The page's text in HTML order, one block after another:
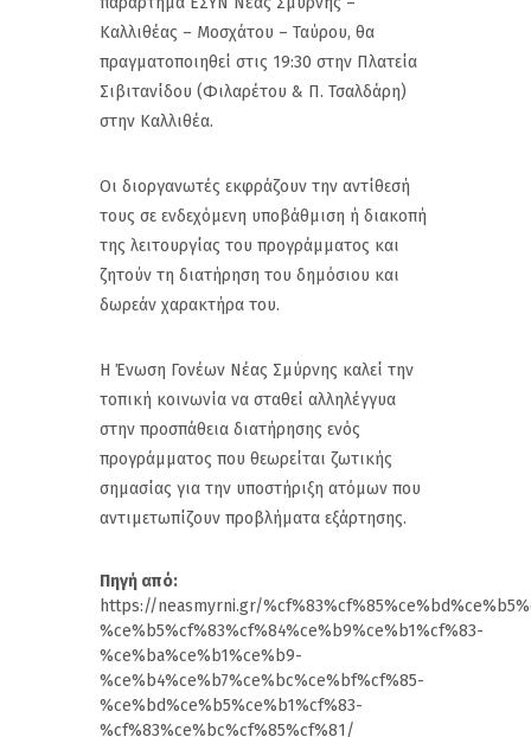
Καλλιθέας – Μοσχάτου – Ταύρου, θα
πραγματοποιηθεί στις 19:30 στην Πλατεία
Σιβιτανίδου (Φιλαρέτου & Π. Τσαλδάρη)
στην Καλλιθέα.
Οι διοργανωτές εκφράζουν την αντίθεσή
τους σε ενδεχόμενη υποβάθμιση ή διακοπή
της λειτουργίας του προγράμματος και
ζητούν τη διατήρηση του δημόσιου και
δωρεάν χαρακτήρα του.
Η Ένωση Γονέων Νέας Σμύρνης καλεί την
τοπική κοινωνία να σταθεί αλληλέγγυα
στην προσπάθεια διατήρησης ενός
προγράμματος που θεωρείται ζωτικής
σημασίας για την υποστήριξη ατόμων που
αντιμετωπίζουν προβλήματα εξάρτησης.
Πηγή από:
https://neasmyrni.gr/
%ce%b5%cf%83%cf%84%ce%b9%ce%b1%cf%83-
%ce%ba%ce%b1%ce%b9-
%ce%b4%ce%b7%ce%bc%ce%bf%cf%85-
%ce%bd%ce%b5%ce%b1%cf%83-
%cf%83%ce%bc%cf%85%cf%81/